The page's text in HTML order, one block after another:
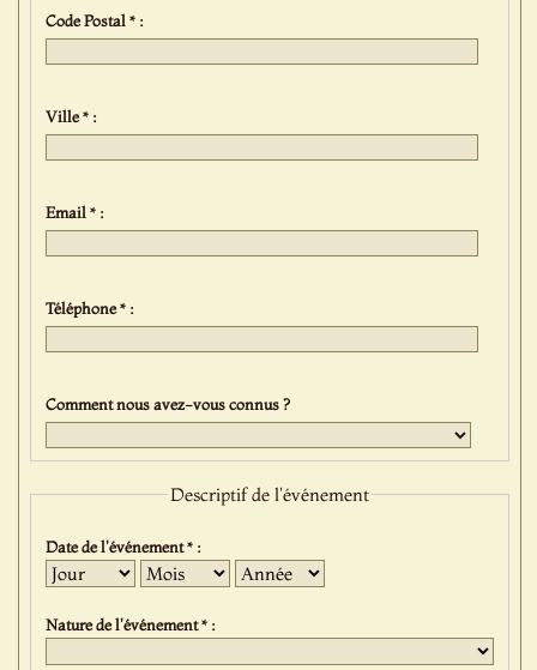
Code Postal * :
Ville * :
Email * :
Téléphone * :
Comment nous avez-vous connus ?
Descriptif de l'événement
Date de l'événement * :
Jour Mois Année
Nature de l'événement * :